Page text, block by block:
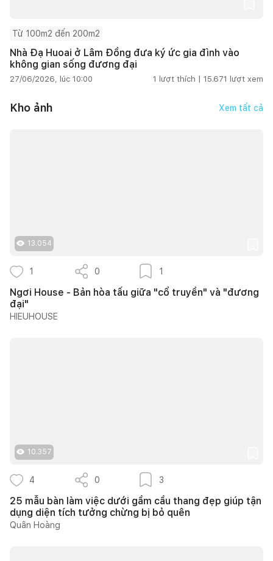
Từ 100m2 đến 200m2
Nhà Đạ Huoai ở Lâm Đồng đưa ký ức gia đình vào
không gian sống đương đại
27/06/2026, lúc 10:00 1 lượt thích | 15.671 lượt xem
Kho ảnh Xem tất cả
13.054
1 0 1
Ngơi House - Bản hòa tấu giữa "cổ truyền" và "đương
đại"
HIEUHOUSE
10.357
4 0 3
25 mẫu bàn làm việc dưới gầm cầu thang đẹp giúp tận
dụng diện tích tưởng chừng bị bỏ quên
Quân Hoàng